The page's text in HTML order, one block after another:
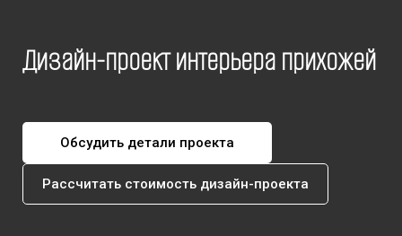
Дизайн-проект интерьера прихожей
Обсудить детали проекта
Рассчитать стоимость дизайн-проекта